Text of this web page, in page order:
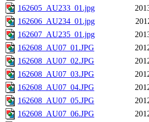
162605_AU233_01.jpg
162606_AU234_01.jpg
162607_AU235_01.jpg
162608_AU07_01.JPG
162608_AU07_02.JPG
162608_AU07_03.JPG
162608_AU07_04.JPG
162608_AU07_05.JPG
162608_AU07_06.JPG